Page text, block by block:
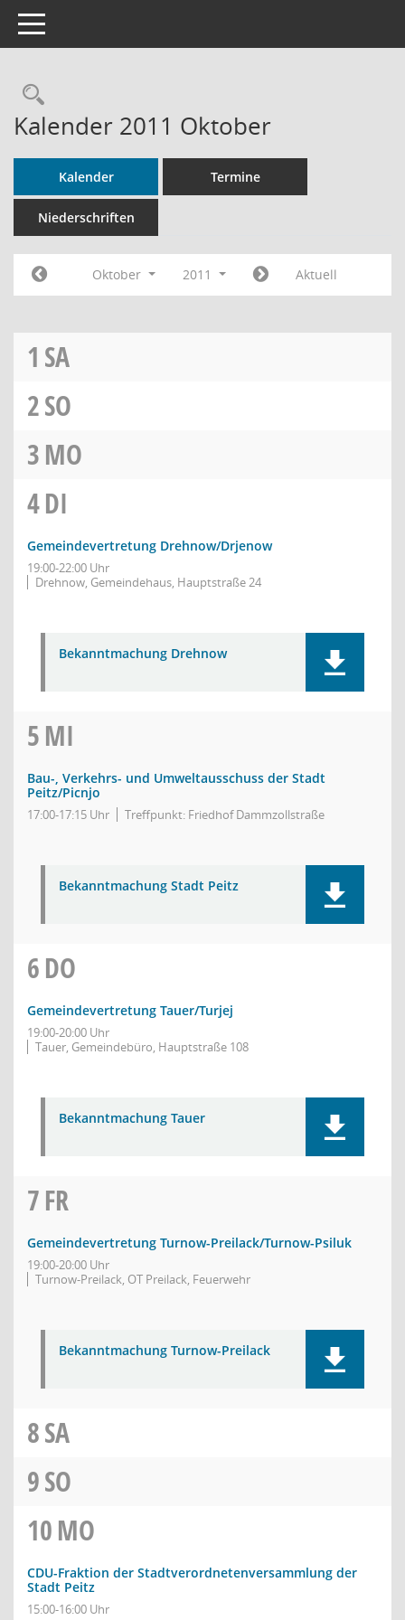
Toggle navigation
Rechercheauswahl
Kalender 2011 Oktober
Kalender Termine
Niederschriften
Oktober 2011 Aktuell
1 SA
2SO
3MO
4DI
Gemeindevertretung Drehnow/Drjenow
19:00-22:00 Uhr
Drehnow, Gemeindehaus, Hauptstraße 24
Bekanntmachung Drehnow
5MI
Bau-, Verkehrs- und Umweltausschuss der Stadt
Peitz/Picnjo
17:00-17:15 Uhr Treffpunkt: Friedhof Dammzollstraße
Bekanntmachung Stadt Peitz
6DO
Gemeindevertretung Tauer/Turjej
19:00-20:00 Uhr
Tauer, Gemeindebüro, Hauptstraße 108
Bekanntmachung Tauer
7FR
Gemeindevertretung Turnow-Preilack/Turnow-Psiluk
19:00-20:00 Uhr
Turnow-Preilack, OT Preilack, Feuerwehr
Bekanntmachung Turnow-Preilack
8SA
9SO
10MO
CDU-Fraktion der Stadtverordnetenversammlung der
Stadt Peitz
15:00-16:00 Uhr